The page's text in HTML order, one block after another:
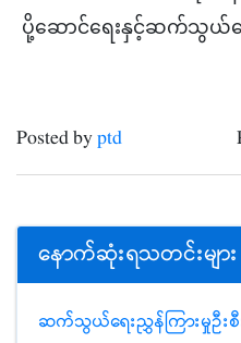
ပို့ဆောင်ရေးနှင့်ဆက်သွယ်ရေ
Posted byptd
နောက်ဆုံးရသတင်းများ
ဆက်သွယ်ရေးညွှန်ကြားမှုဦး